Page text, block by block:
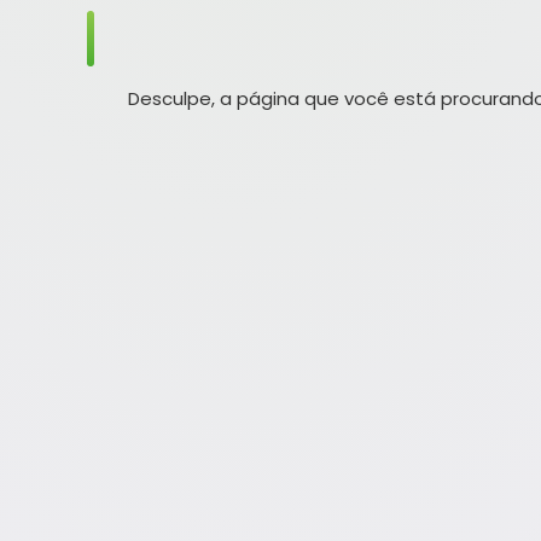
Desculpe, a página que você está